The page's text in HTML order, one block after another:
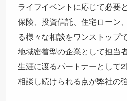
ライフイベントに応じて必要
保険、投資信託、住宅ローン
る様々な相談をワンストップ
地域密着型の企業として担当
生涯に渡るパートナーとして
相談し続けられる点が弊社の